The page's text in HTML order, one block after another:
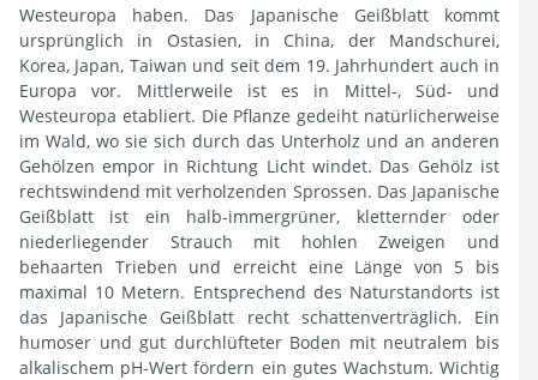
Westeuropa haben. Das Japanische Geißblatt kommt
ursprünglich in Ostasien, in China, der Mandschurei,
Korea, Japan, Taiwan und seit dem 19. Jahrhundert auch in
Europa vor. Mittlerweile ist es in Mittel-, Süd- und
Westeuropa etabliert. Die Pflanze gedeiht natürlicherweise
im Wald, wo sie sich durch das Unterholz und an anderen
Gehölzen empor in Richtung Licht windet. Das Gehölz ist
rechtswindend mit verholzenden Sprossen. Das Japanische
Geißblatt ist ein halb-immergrüner, kletternder oder
niederliegender Strauch mit hohlen Zweigen und
behaarten Trieben und erreicht eine Länge von 5 bis
maximal 10 Metern. Entsprechend des Naturstandorts ist
das Japanische Geißblatt recht schattenverträglich. Ein
humoser und gut durchlüfteter Boden mit neutralem bis
alkalischem pH-Wert fördern ein gutes Wachstum. Wichtig